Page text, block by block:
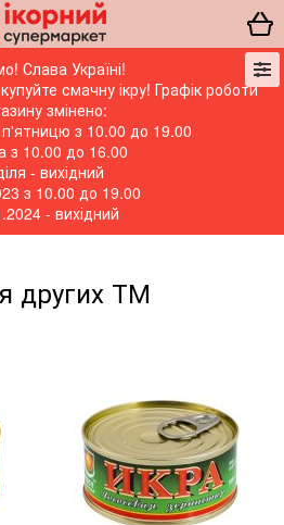
Слава Україні!
смачну ікру! Графік роботи
змінено:
п'ятницю з 10.00 до 19.00
з 10.00 до 16.00
- вихідний
з 10.00 до 19.00
- вихідний
других ТМ